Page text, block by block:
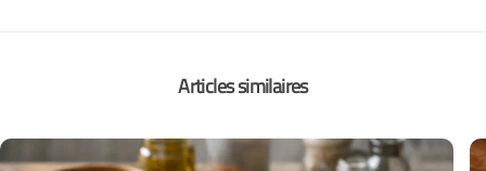
Articles similaires